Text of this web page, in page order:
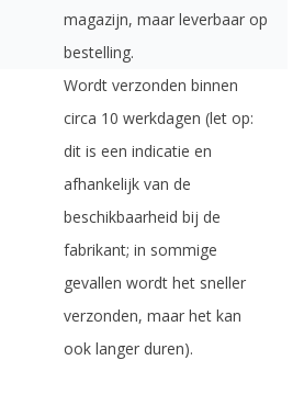
magazijn, maar leverbaar op
bestelling.
Wordt verzonden binnen
circa 10 werkdagen (let op:
dit is een indicatie en
afhankelijk van de
beschikbaarheid bij de
fabrikant; in sommige
gevallen wordt het sneller
verzonden, maar het kan
ook langer duren).